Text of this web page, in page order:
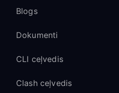
Blogs
Dokumenti
CLI ceļvedis
Clash ceļvedis